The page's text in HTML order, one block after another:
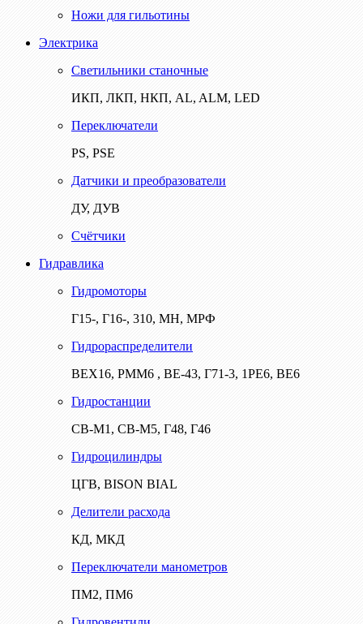
Ножи для гильотины
Электрика
Светильники станочные
ИКП, ЛКП, НКП, AL, ALM, LED
Переключатели
PS, PSE
Датчики и преобразователи
ДУ, ДУВ
Счётчики
Гидравлика
Гидромоторы
Г15-, Г16-, 310, МН, МРФ
Гидрораспределители
ВЕХ16, РММ6 , ВЕ-43, Г71-3, 1РЕ6, ВЕ6
Гидростанции
СВ-М1, СВ-М5, Г48, Г46
Гидроцилиндры
ЦГВ, BISON BIAL
Делители расхода
КД, МКД
Переключатели манометров
ПМ2, ПМ6